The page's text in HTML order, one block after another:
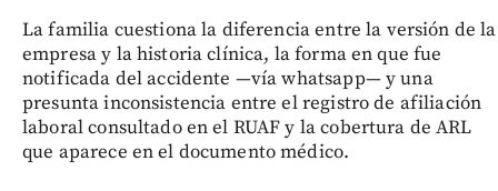
La familia cuestiona la diferencia entre la versión de la
empresa y la historia clínica, la forma en que fue
notificada del accidente —vía whatsapp— y una
presunta inconsistencia entre el registro de afiliación
laboral consultado en el RUAF y la cobertura de ARL
que aparece en el documento médico.